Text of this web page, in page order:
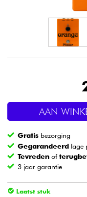
Microfoon
Licht
Blaasinstrument
AAN
Gratis bezorging
Gegarandeerd lage
Tevreden of
3 jaar garantie
Laatst stuk